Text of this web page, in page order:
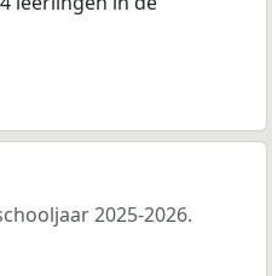
2025-2026.